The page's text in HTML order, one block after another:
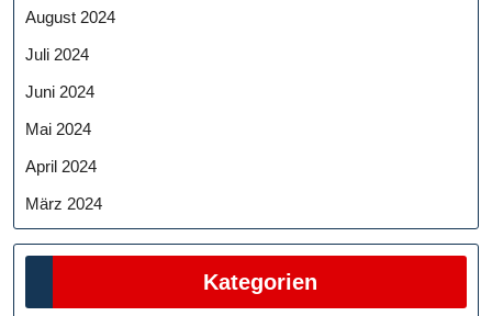
August 2024
Juli 2024
Juni 2024
Mai 2024
April 2024
März 2024
Kategorien